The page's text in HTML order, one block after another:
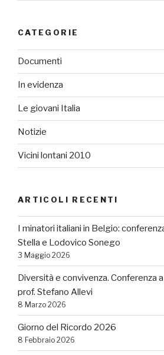
CATEGORIE
Documenti
In evidenza
Le giovani Italia
Notizie
Vicini lontani 2010
ARTICOLI RECENTI
I minatori italiani in Belgio:
Stella e Lodovico Sonego
3 Maggio 2026
Diversità e convivenza. Conferenza
prof. Stefano Allevi
8 Marzo 2026
Giorno del Ricordo 2026
8 Febbraio 2026